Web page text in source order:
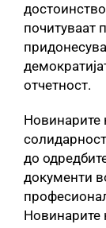
почитуваат
отчетност.
Новинарите
до
документи
Новинарите